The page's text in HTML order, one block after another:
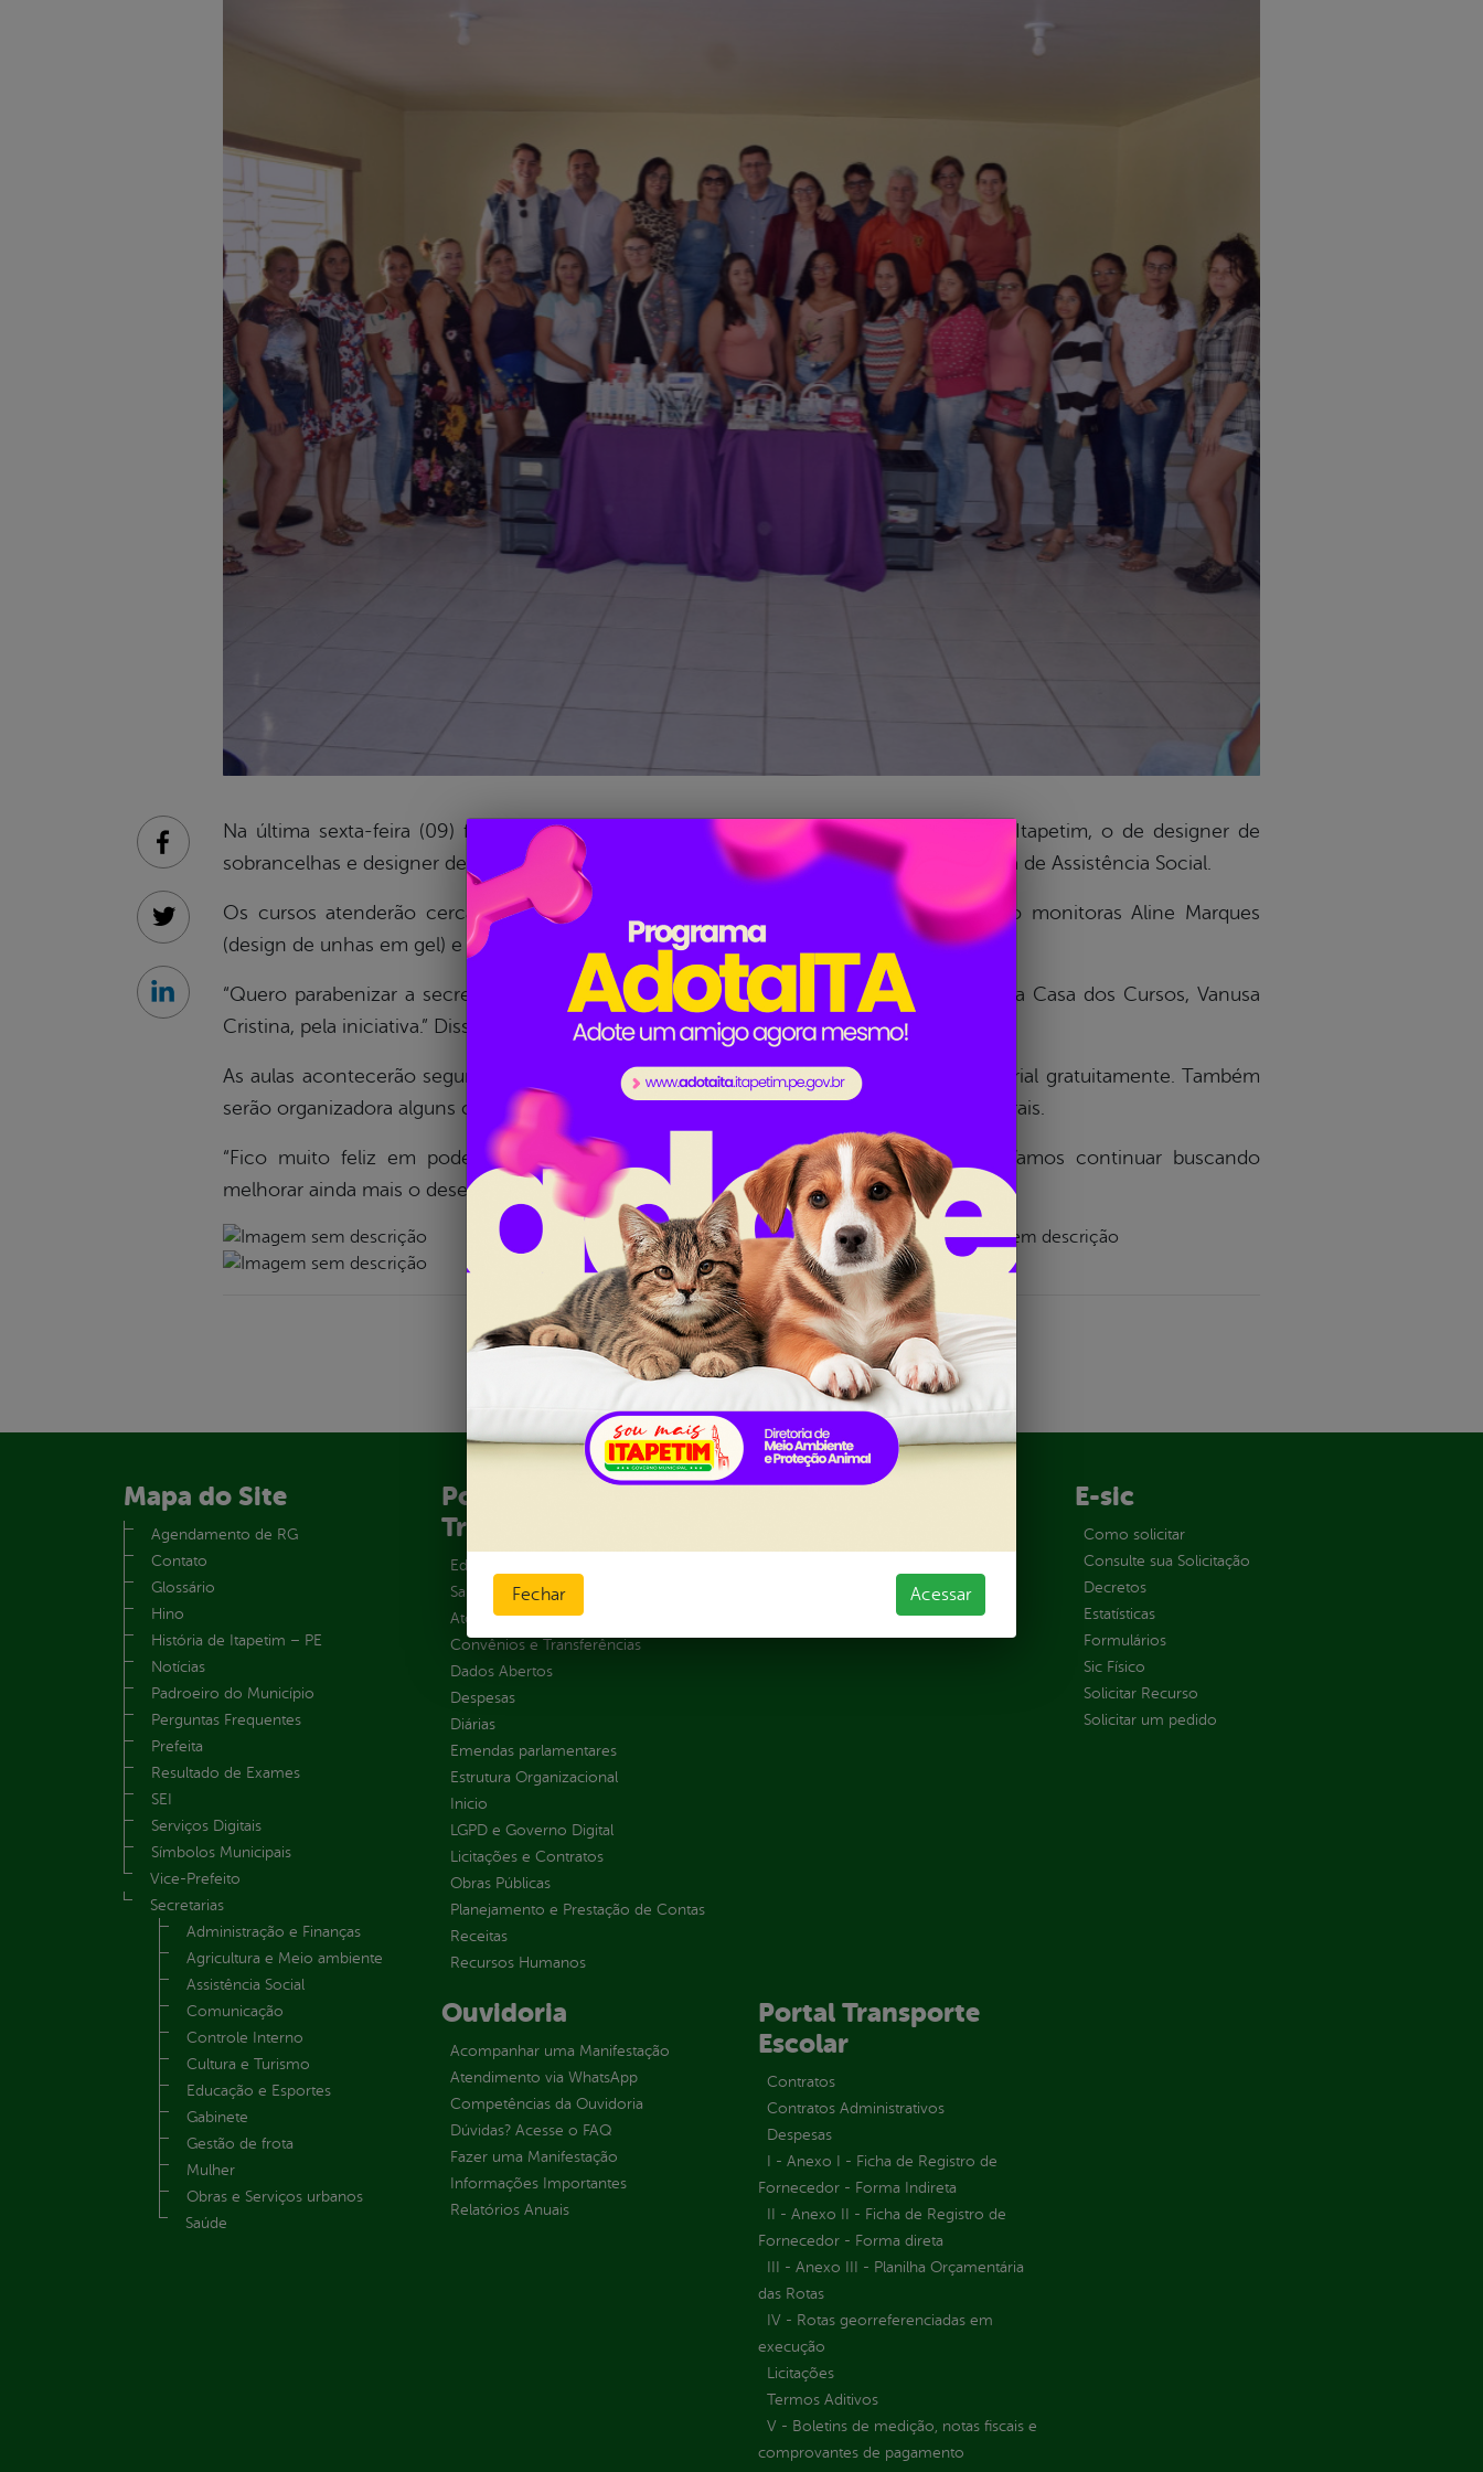
Na última sexta-feira (09) foram iniciados mais dois cursos pela Casa dos Cursos de Itapetim, o de designer de
sobrancelhas e designer de unha em gel. A abertura aconteceu no auditório da Secretaria de Assistência Social.
Os cursos atenderão cerca de 60 alunos com duração de dois meses e terão como monitoras Aline Marques
(design de unhas em gel) e Anne Caroline (design de sobrancelha).
“Quero parabenizar a secretária de Assistência Social, Fia Cândido, e a coordenadora da Casa dos Cursos, Vanusa
Cristina, pela iniciativa.” Disse o prefeito Adelmo Moura.
As aulas acontecerão segunda, terça e quarta e a Prefeitura disponibilizará todo o material gratuitamente. Também
serão organizadora alguns cursos para Piedade e São Vicente e algumas comunidades rurais.
“Fico muito feliz em poder realizar mais esta grande ação para os itapetinenses. Vamos continuar buscando
melhorar ainda mais o desenvolvimento do município”. Disse a secretária Fia Cândido.
Facebook
Twitter
Linkedin
Mapa do Site
Agendamento de RG
Contato
Glossário
Hino
História de Itapetim – PE
Notícias
Padroeiro do Município
Perguntas Frequentes
Prefeita
Resultado de Exames
SEI
Serviços Digitais
Símbolos Municipais
Vice-Prefeito
Secretarias
Administração e Finanças
Agricultura e Meio ambiente
Assistência Social
Comunicação
Controle Interno
Cultura e Turismo
Educação e Esportes
Gabinete
Gestão de frota
Mulher
Obras e Serviços urbanos
Saúde
Portal da
Transparência
Educação
Saúde
Atos normativos
Convênios e Transferências
Dados Abertos
Despesas
Diárias
Emendas parlamentares
Estrutura Organizacional
Inicio
LGPD e Governo Digital
Licitações e Contratos
Obras Públicas
Planejamento e Prestação de Contas
Receitas
Recursos Humanos
E-sic
Como solicitar
Consulte sua Solicitação
Decretos
Estatísticas
Formulários
Sic Físico
Solicitar Recurso
Solicitar um pedido
Ouvidoria
Acompanhar uma Manifestação
Atendimento via WhatsApp
Competências da Ouvidoria
Dúvidas? Acesse o FAQ
Fazer uma Manifestação
Informações Importantes
Relatórios Anuais
Portal Transporte
Escolar
Contratos
Contratos Administrativos
Despesas
I - Anexo I - Ficha de Registro de
Fornecedor - Forma Indireta
II - Anexo II - Ficha de Registro de
Fornecedor - Forma direta
III - Anexo III - Planilha Orçamentária
das Rotas
IV - Rotas georreferenciadas em
execução
Licitações
Termos Aditivos
V - Boletins de medição, notas fiscais e
comprovantes de pagamento
Fechar Acessar